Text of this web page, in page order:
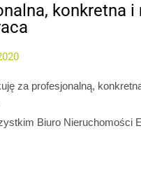
konkretna i
za profesjonalną,
Biuro Nieruchomości